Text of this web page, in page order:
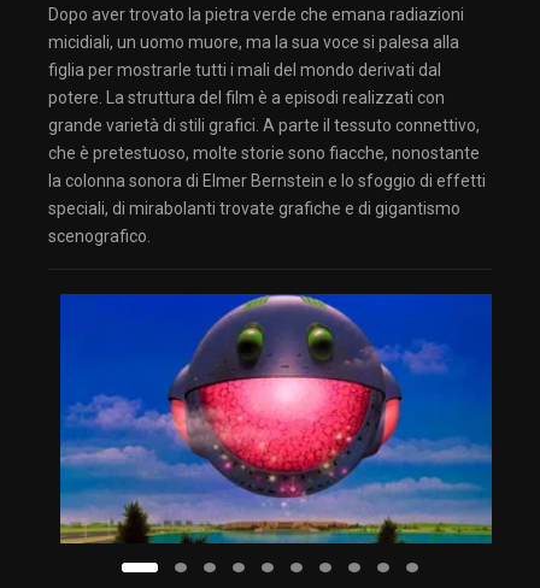
Dopo aver trovato la pietra verde che emana radiazioni
micidiali, un uomo muore, ma la sua voce si palesa alla
figlia per mostrarle tutti i mali del mondo derivati dal
potere. La struttura del film è a episodi realizzati con
grande varietà di stili grafici. A parte il tessuto connettivo,
che è pretestuoso, molte storie sono fiacche, nonostante
la colonna sonora di Elmer Bernstein e lo sfoggio di effetti
speciali, di mirabolanti trovate grafiche e di gigantismo
scenografico.